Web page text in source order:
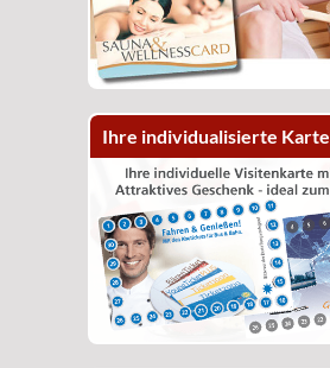
Ihre individualisierte Karte